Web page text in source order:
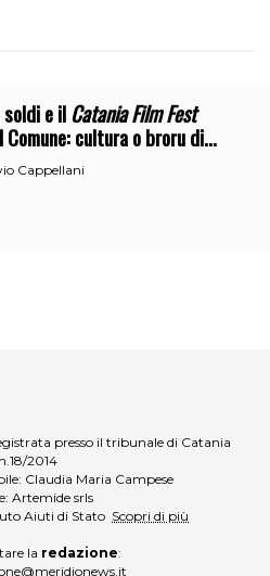
e ilCatania Film Fest
Comune: cultura o broru di
Cappellani
presso il tribunale di Catania
n.18/2014
Claudia Maria Campese
Artemide srls
Aiuti di Stato Scopri di più
la redazione: